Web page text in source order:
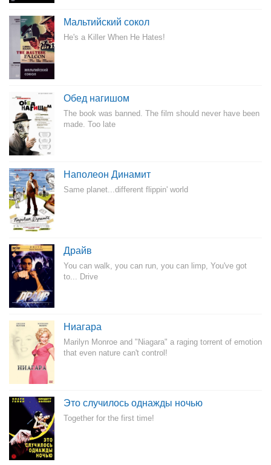
Мальтийский сокол
He's a Killer When He Hates!
Обед нагишом
The book was banned. The film should never have been
made. Too late
Наполеон Динамит
Same planet...different flippin' world
Драйв
You can walk, you can run, you can limp, You've got
to... Drive
Ниагара
Marilyn Monroe and "Niagara" a raging torrent of emotion
that even nature can't control!
Это случилось однажды ночью
Together for the first time!